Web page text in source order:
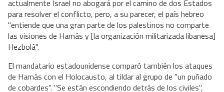
actualmente Israel no abogará por el camino de dos Estados
para resolver el conflicto, pero, a su parecer, el país hebreo
"entiende que una gran parte de los palestinos no comparte
las visiones de Hamás y [la organización militarizada libanesa]
Hezbolá".
El mandatario estadounidense comparó también los ataques
de Hamás con el Holocausto, al tildar al grupo de "un puñado
de cobardes". "Se están escondiendo detrás de los civiles",